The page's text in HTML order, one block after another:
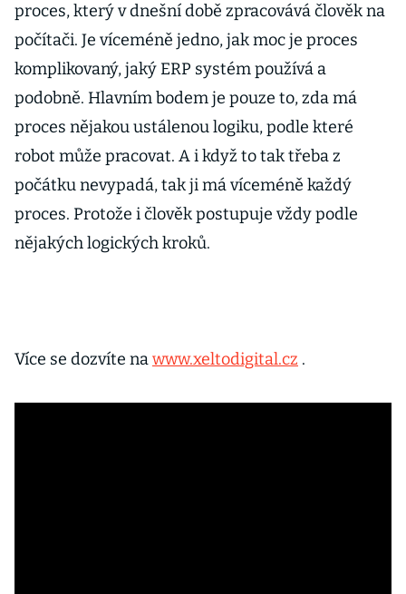
proces, který v dnešní době zpracovává člověk na
počítači. Je víceméně jedno, jak moc je proces
komplikovaný, jaký ERP systém používá a
podobně. Hlavním bodem je pouze to, zda má
proces nějakou ustálenou logiku, podle které
robot může pracovat. A i když to tak třeba z
počátku nevypadá, tak ji má víceméně každý
proces. Protože i člověk postupuje vždy podle
nějakých logických kroků.
Více se dozvíte nawww.xeltodigital.cz .